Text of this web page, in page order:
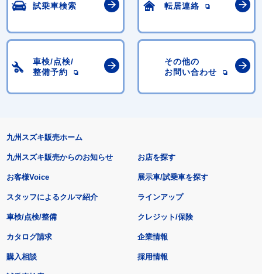
試乗車検索 転居連絡
車検/点検/
整備予約
その他の
お問い合わせ
九州スズキ販売ホーム
九州スズキ販売からのお知らせ
お客様Voice
スタッフによるクルマ紹介
お店を探す
展示車/試乗車を探す
ラインアップ
車検/点検/整備 クレジット/保険
カタログ請求
購入相談
企業情報
採用情報